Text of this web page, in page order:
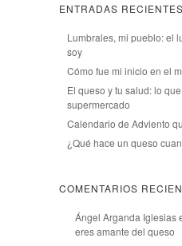
ENTRADAS RECIENTES
Lumbrales, mi pueblo: el
soy
Cómo fue mi inicio en el
El queso y tu salud: lo
supermercado
Calendario de Adviento
¿Qué hace un queso
COMENTARIOS
Ángel Arganda Iglesias
eres amante del queso